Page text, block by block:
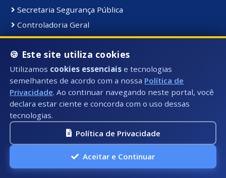
Secretaria Segurança Pública
Controladoria Geral
Coordenadoria de Comunicação Institucional
Secretaria de Serviços Públicos
Secretaria de Educação
Gabinete do Prefeito
Materiais e Bens:
Bens Consolidados
Bens Imóveis
Bens Intangiveis
🍪 Este site utiliza cookies
Utilizamos cookies essenciais e tecnologias
semelhantes de acordo com a nossa Política de
Privacidade. Ao continuar navegando neste portal, você
declara estar ciente e concorda com o uso dessas
tecnologias.
Política de Privacidade
Aceitar e Continuar